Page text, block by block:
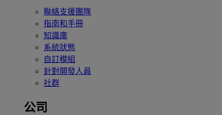
聯絡支援團隊
指南和手冊
知識庫
系統狀態
自訂模組
針對開發人員
社群
公司